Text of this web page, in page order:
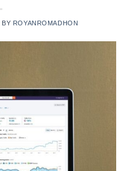
BY ROYANROMADHON